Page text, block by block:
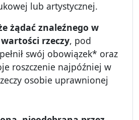
lub artystycznej.
żądać znaleźnego w
rzeczy, pod
swój obowiązek* oraz
roszczenie najpóźniej w
osobie uprawnionej